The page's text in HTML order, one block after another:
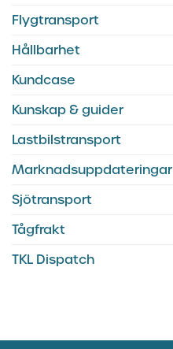
Flygtransport
Hållbarhet
Kundcase
Kunskap & guider
Lastbilstransport
Marknadsuppdateringar
Sjötransport
Tågfrakt
TKL Dispatch